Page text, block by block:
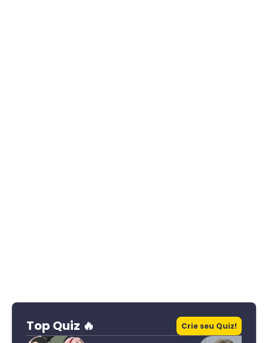
Top Quiz 🔥 Crie seu Quiz!